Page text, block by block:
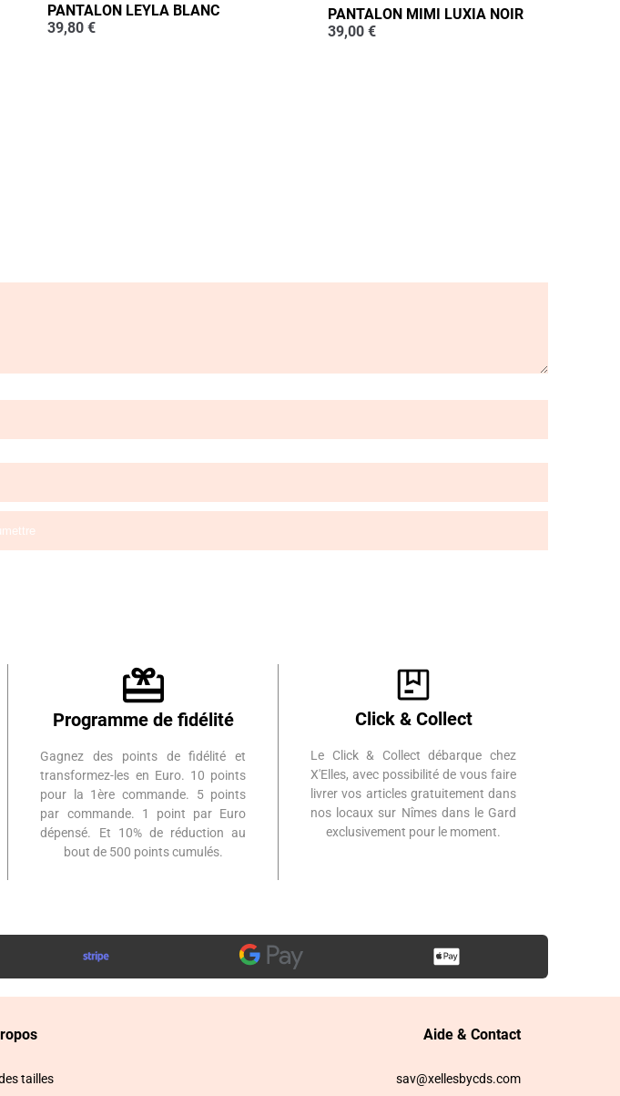
PANTALON LEYLA BLANC
39,80€
PANTALON MIMI LUXIA NOIR
39,00€
Programme de fidélité
Gagnez des points de fidélité et
transformez-les en Euro. 10 points
pour la 1ère commande. 5 points
par commande. 1 point par Euro
dépensé. Et 10% de réduction au
bout de 500 points cumulés.
Click & Collect
Le Click & Collect débarque chez
X'Elles, avec possibilité de vous faire
livrer vos articles gratuitement dans
nos locaux sur Nîmes dans le Gard
exclusivement pour le moment.
tailles
Aide & Contact
sav@xellesbycds.com